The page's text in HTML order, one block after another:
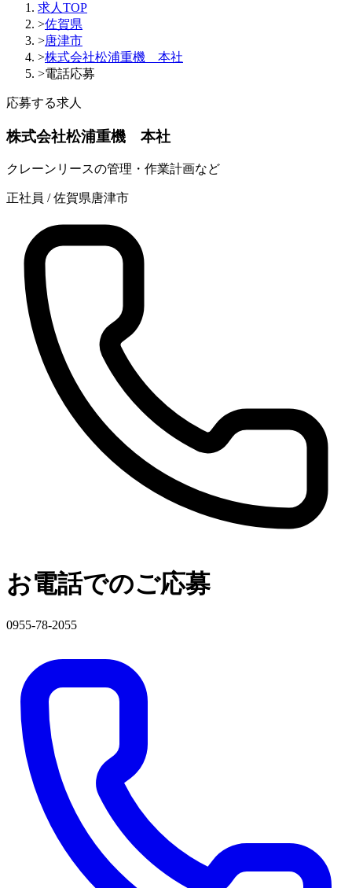
求人TOP
>佐賀県
>唐津市
>株式会社松浦重機 本社
>電話応募
応募する求人
株式会社松浦重機 本社
クレーンリースの管理・作業計画など
正社員 / 佐賀県唐津市
お電話でのご応募
0955-78-2055